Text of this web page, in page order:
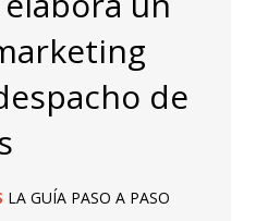
de
LA GUÍA PASO A PASO